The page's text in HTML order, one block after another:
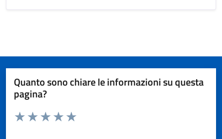
Quanto sono chiare le informazioni su questa
pagina?
Valuta da 1 a 5 stelle la pagina